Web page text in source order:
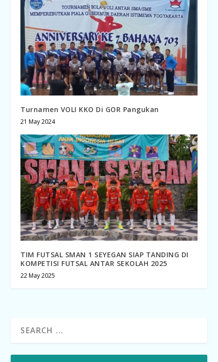
Turnamen VOLI KKO Di GOR Pangukan
21 May 2024
TIM FUTSAL SMAN 1 SEYEGAN SIAP TANDING DI
KOMPETISI FUTSAL ANTAR SEKOLAH 2025
22 May 2025